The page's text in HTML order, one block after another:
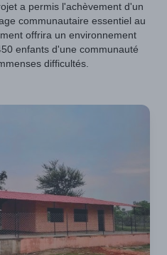
a permis l'achèvement d'un
communautaire essentiel au
offrira un environnement
enfants d'une communauté
difficultés.